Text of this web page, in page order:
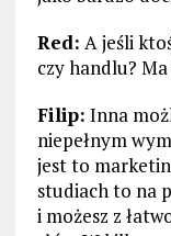
Red: A jeśli
czy handlu?
Filip: Inna
niepełnym
jest to
studiach to na
i możesz z